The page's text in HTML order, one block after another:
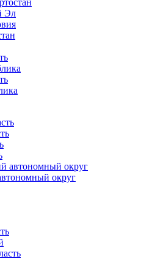
Эл
автономный округ
округ